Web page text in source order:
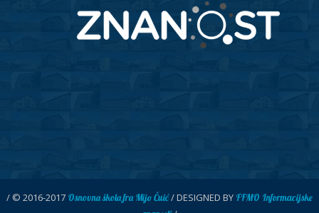
/ © 2016-2017 Osnovna škola fra Mijo Čuić/ DESIGNED BY FFMO Informacijske